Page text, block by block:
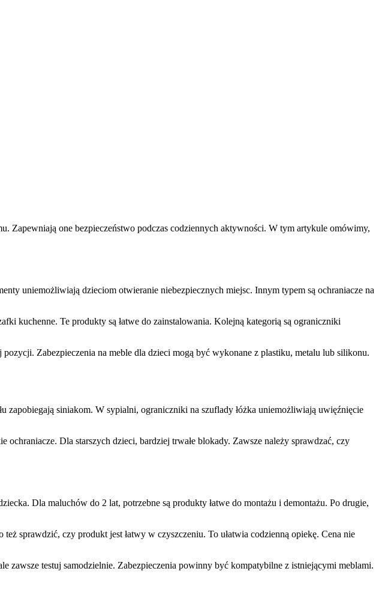
Zapewniają one bezpieczeństwo podczas codziennych aktywności. W tym artykule omówimy,
uniemożliwiają dzieciom otwieranie niebezpiecznych miejsc. Innym typem są ochraniacze na
kuchenne. Te produkty są łatwe do zainstalowania. Kolejną kategorią są ograniczniki
Zabezpieczenia na meble dla dzieci mogą być wykonane z plastiku, metalu lub silikonu.
zapobiegają siniakom. W sypialni, ograniczniki na szuflady łóżka uniemożliwiają uwięźnięcie
Dla starszych dzieci, bardziej trwałe blokady. Zawsze należy sprawdzać, czy
Dla maluchów do 2 lat, potrzebne są produkty łatwe do montażu i demontażu. Po drugie,
sprawdzić, czy produkt jest łatwy w czyszczeniu. To ułatwia codzienną opiekę. Cena nie
testuj samodzielnie. Zabezpieczenia powinny być kompatybilne z istniejącymi meblami.